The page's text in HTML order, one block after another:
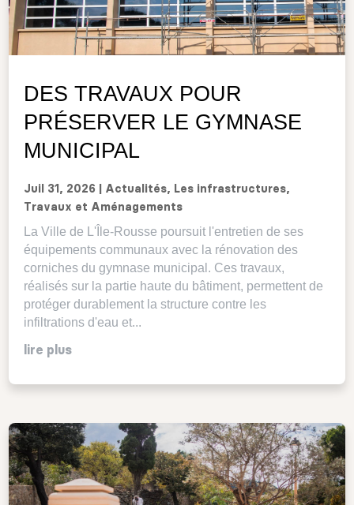
DES TRAVAUX POUR
PRÉSERVER LE GYMNASE
MUNICIPAL
Juil 31, 2026 Actualités, Les infrastructures,
Travaux et Aménagements
La Ville de L'Île-Rousse poursuit l'entretien de ses
équipements communaux avec la rénovation des
corniches du gymnase municipal. Ces travaux,
réalisés sur la partie haute du bâtiment, permettent de
protéger durablement la structure contre les
infiltrations d'eau et...
lire plus